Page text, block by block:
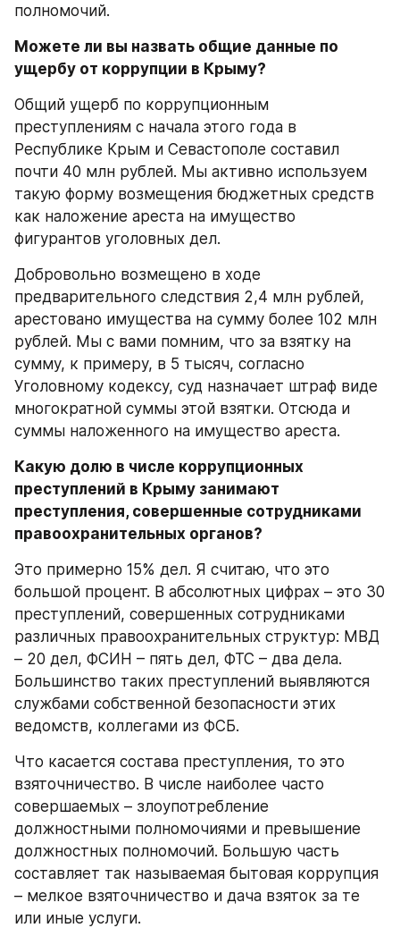
полномочий.
Можете ли вы назвать общие данные по
ущербу от коррупции в Крыму?
Общий ущерб по коррупционным
преступлениям с начала этого года в
Республике Крым и Севастополе составил
почти 40 млн рублей. Мы активно используем
такую форму возмещения бюджетных средств
как наложение ареста на имущество
фигурантов уголовных дел.
Добровольно возмещено в ходе
предварительного следствия 2,4 млн рублей,
арестовано имущества на сумму более 102 млн
рублей. Мы с вами помним, что за взятку на
сумму, к примеру, в 5 тысяч, согласно
Уголовному кодексу, суд назначает штраф виде
многократной суммы этой взятки. Отсюда и
суммы наложенного на имущество ареста.
Какую долю в числе коррупционных
преступлений в Крыму занимают
преступления, совершенные сотрудниками
правоохранительных органов?
Это примерно 15% дел. Я считаю, что это
большой процент. В абсолютных цифрах – это 30
преступлений, совершенных сотрудниками
различных правоохранительных структур: МВД
– 20 дел, ФСИН – пять дел, ФТС – два дела.
Большинство таких преступлений выявляются
службами собственной безопасности этих
ведомств, коллегами из ФСБ.
Что касается состава преступления, то это
взяточничество. В числе наиболее часто
совершаемых – злоупотребление
должностными полномочиями и превышение
должностных полномочий. Большую часть
составляет так называемая бытовая коррупция
– мелкое взяточничество и дача взяток за те
или иные услуги.